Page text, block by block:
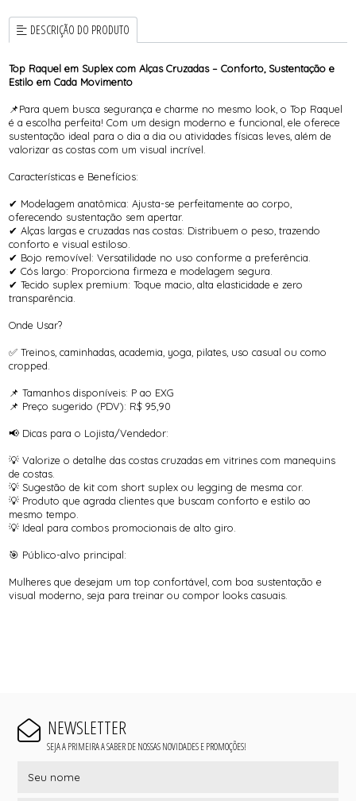
DESCRIÇÃO DO PRODUTO
Top Raquel em Suplex com Alças Cruzadas – Conforto, Sustentação e
Estilo em Cada Movimento
📌Para quem busca segurança e charme no mesmo look, o Top Raquel
é a escolha perfeita! Com um design moderno e funcional, ele oferece
sustentação ideal para o dia a dia ou atividades físicas leves, além de
valorizar as costas com um visual incrível.
Características e Benefícios:
✔ Modelagem anatômica: Ajusta-se perfeitamente ao corpo,
oferecendo sustentação sem apertar.
✔ Alças largas e cruzadas nas costas: Distribuem o peso, trazendo
conforto e visual estiloso.
✔ Bojo removível: Versatilidade no uso conforme a preferência.
✔ Cós largo: Proporciona firmeza e modelagem segura.
✔ Tecido suplex premium: Toque macio, alta elasticidade e zero
transparência.
Onde Usar?
✅ Treinos, caminhadas, academia, yoga, pilates, uso casual ou como
cropped.
📌 Tamanhos disponíveis: P ao EXG
📌 Preço sugerido (PDV): R$ 95,90
📢 Dicas para o Lojista/Vendedor:
💡 Valorize o detalhe das costas cruzadas em vitrines com manequins
de costas.
💡 Sugestão de kit com short suplex ou legging de mesma cor.
💡 Produto que agrada clientes que buscam conforto e estilo ao
mesmo tempo.
💡 Ideal para combos promocionais de alto giro.
🎯 Público-alvo principal:
Mulheres que desejam um top confortável, com boa sustentação e
visual moderno, seja para treinar ou compor looks casuais.
NEWSLETTER
SEJA A PRIMEIRA A SABER DE NOSSAS NOVIDADES E PROMOÇÕES!